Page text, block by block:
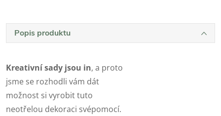
Popis produktu
Kreativní sady jsou in, a proto
jsme se rozhodli vám dát
možnost si vyrobit tuto
neotřelou dekoraci svépomocí.